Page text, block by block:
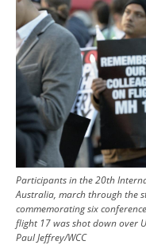
Participants in the 20th
Australia, march through the
commemorating six
flight 17 was shot down over
Paul Jeffrey/WCC